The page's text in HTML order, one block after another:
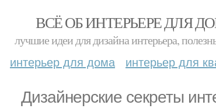
ВСЁ ОБ ИНТЕРЬЕРЕ ДЛЯ
лучшие идеи для дизайна интерьера,
интерьер для дома интерьер для
Дизайнерские секреты